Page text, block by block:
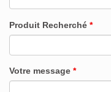
Produit Recherché *
Votre message *